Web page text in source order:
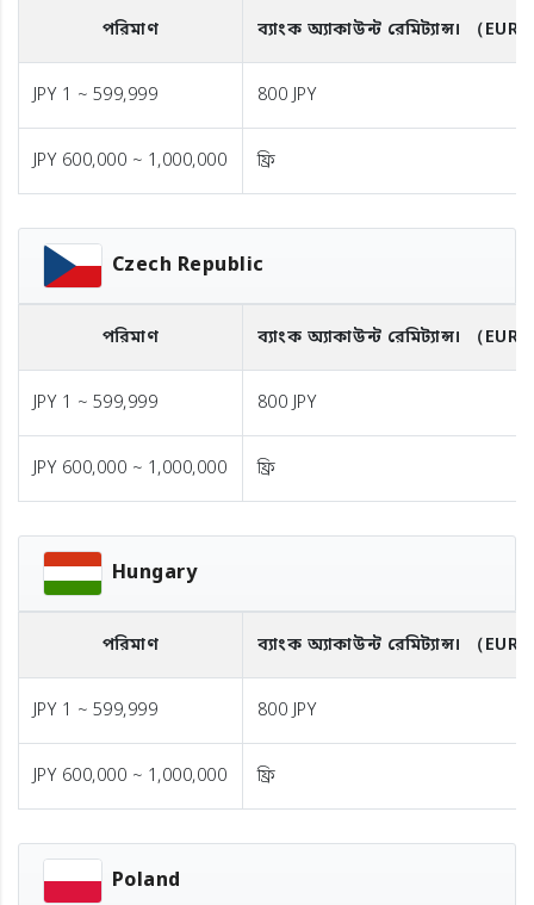
পরিমাণ ব্যাংক অ্যাকাউন্ট রেমিট্যান্স। （EUR
JPY 1 ~ 599,999 800 JPY
JPY 600,000 ~ 1,000,000 ফ্রি
Czech Republic
পরিমাণ ব্যাংক অ্যাকাউন্ট রেমিট্যান্স। （EUR
JPY 1 ~ 599,999 800 JPY
JPY 600,000 ~ 1,000,000 ফ্রি
Hungary
পরিমাণ ব্যাংক অ্যাকাউন্ট রেমিট্যান্স। （EUR
JPY 1 ~ 599,999 800 JPY
JPY 600,000 ~ 1,000,000 ফ্রি
Poland